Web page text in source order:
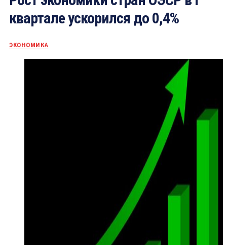
квартале ускорился до 0,4%
ЭКОНОМИКА